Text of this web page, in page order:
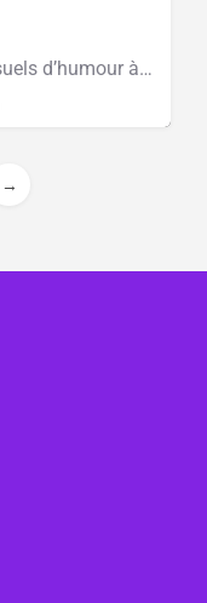
Organisation de spectacles mensuels d’humour à Arlon dans le cadre intimiste de l’ancien Palais
→